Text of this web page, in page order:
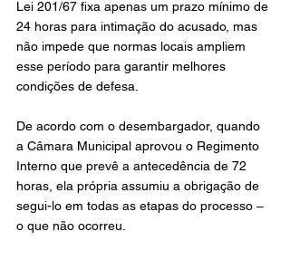
Lei 201/67 fixa apenas um prazo mínimo de
24 horas para intimação do acusado, mas
não impede que normas locais ampliem
esse período para garantir melhores
condições de defesa.
De acordo com o desembargador, quando
a Câmara Municipal aprovou o Regimento
Interno que prevê a antecedência de 72
horas, ela própria assumiu a obrigação de
segui-lo em todas as etapas do processo –
o que não ocorreu.